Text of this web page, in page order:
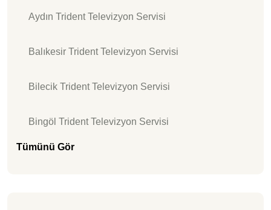
Aydın Trident Televizyon Servisi
Balıkesir Trident Televizyon Servisi
Bilecik Trident Televizyon Servisi
Bingöl Trident Televizyon Servisi
Tümünü Gör